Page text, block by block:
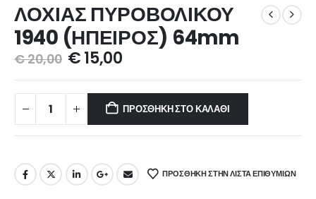
ΛΟΧΙΑΣ ΠΥΡΟΒΟΛΙΚΟΥ
1940 (ΗΠΕΙΡΟΣ) 64mm
€20,00 €15,00
ΠΡΟΣΘΉΚΗ ΣΤΟ ΚΑΛΆΘΙ
ΠΡΌΣΘΉΚΗ ΣΤΗΝ ΛΊΣΤΑ ΕΠΙΘΥΜΙΏΝ